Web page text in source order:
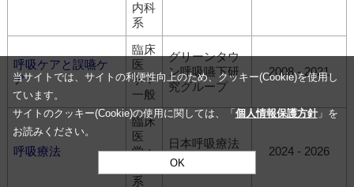
内科
系
呼吸ケアと誤嚥ケ
ア
臨床
医
学：
一般
グリーンタウ
ン呼吸嚥下研
究グループ
2008 - 2021
呼吸療法
臨床
医
学：
系
日本呼吸療法
医学会
2024 - 2026
当サイトでは、サイトの利便性向上のため、クッキー(Cookie)を使用し
ています。
サイトのクッキー(Cookie)の使用に関しては、「 個人情報保護方針」を
お読みください。
OK